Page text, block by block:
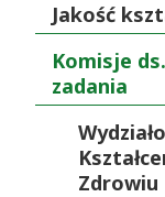
Jakość
Komisje
zadania
Zdrowiu